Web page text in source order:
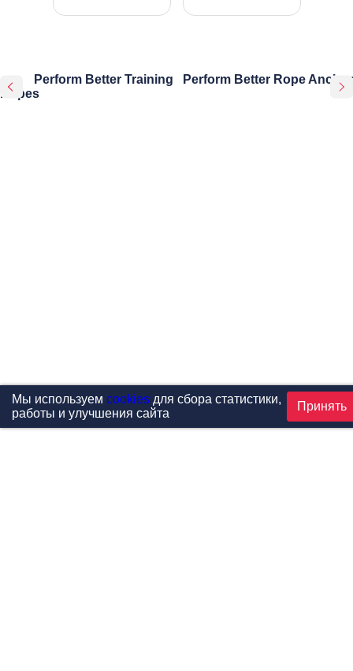
Perform Better Training
Ropes
Perform Better Rope Anchor
Мы используем cookiesдля сбора статистики,
работы и улучшения сайта
Принять